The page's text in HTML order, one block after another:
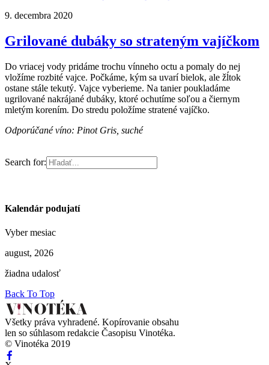
9. decembra 2020
Grilované dubáky so strateným vajíčkom
Do vriacej vody pridáme trochu vínneho octu a pomaly do nej
vložíme rozbité vajce. Počkáme, kým sa uvarí bielok, ale žĺtok
ostane stále tekutý. Vajce vyberieme. Na tanier poukladáme
ugrilované nakrájané dubáky, ktoré ochutíme soľou a čiernym
mletým korením. Do stredu položíme stratené vajíčko.
Odporúčané víno: Pinot Gris, suché
Search for:
Kalendár podujatí
Vyber mesiac
august, 2026
žiadna udalosť
Back To Top
Všetky práva vyhradené. Kopírovanie obsahu
len so súhlasom redakcie Časopisu Vinotéka.
© Vinotéka 2019